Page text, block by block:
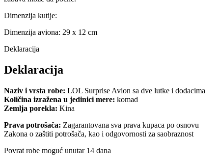
Dimenzija kutije:
Dimenzija aviona: 29 x 12 cm
Deklaracija
Deklaracija
Naziv i vrsta robe: LOL Surprise Avion sa dve lutke i dodacima
Količina izražena u jedinici mere: komad
Zemlja porekla: Kina
Prava potrošača: Zagarantovana sva prava kupaca po osnovu
Zakona o zaštiti potrošača, kao i odgovornosti za saobraznost
Povrat robe moguć unutar 14 dana